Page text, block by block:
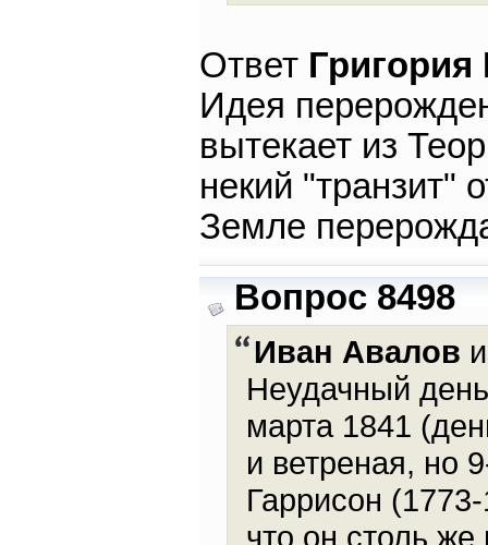
Ответ
Идея
вытекает из
некий "транзит"
Земле
Вопрос 8498
Иван Авалов
Неудачный
марта 1841
и ветреная, но
Гаррисон
что он столь же